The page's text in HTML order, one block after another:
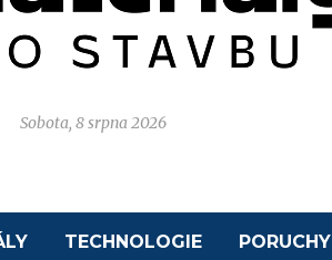
Sobota, 8 srpna 2026
TECHNOLOGIE PORUCHY